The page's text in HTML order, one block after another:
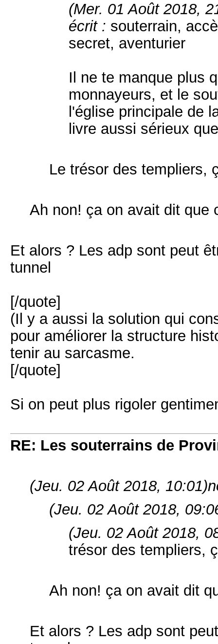
(Mer. 01 Août 2018,
écrit : souterrain,
secret, aventurier
Il ne te manque plus
monnayeurs, et le
l'église principale de
livre aussi sérieux
Le trésor des templiers,
Ah non! ça on avait dit que
Et alors ? Les adp sont peut
tunnel
[/quote]
(Il y a aussi la solution qui
pour améliorer la structure
tenir au sarcasme.
[/quote]
Si on peut plus rigoler
RE: Les souterrains de
(Jeu. 02 Août 2018, 10:01)
(Jeu. 02 Août 2018,
(Jeu. 02 Août 2018,
trésor des templiers,
Ah non! ça on avait dit
Et alors ? Les adp sont